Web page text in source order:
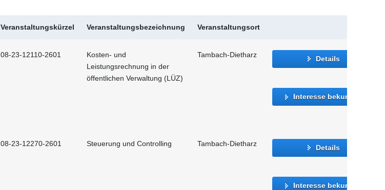
Veranstaltungskürzel Veranstaltungsbezeichnung Veranstaltungsort
08-23-12110-2601
Kosten- und
Leistungsrechnung in der
öffentlichen Verwaltung (LÜZ)
Tambach-Dietharz Details
Interesse bekunden
08-23-12270-2601 Steuerung und Controlling Tambach-Dietharz Details
Interesse bekunden